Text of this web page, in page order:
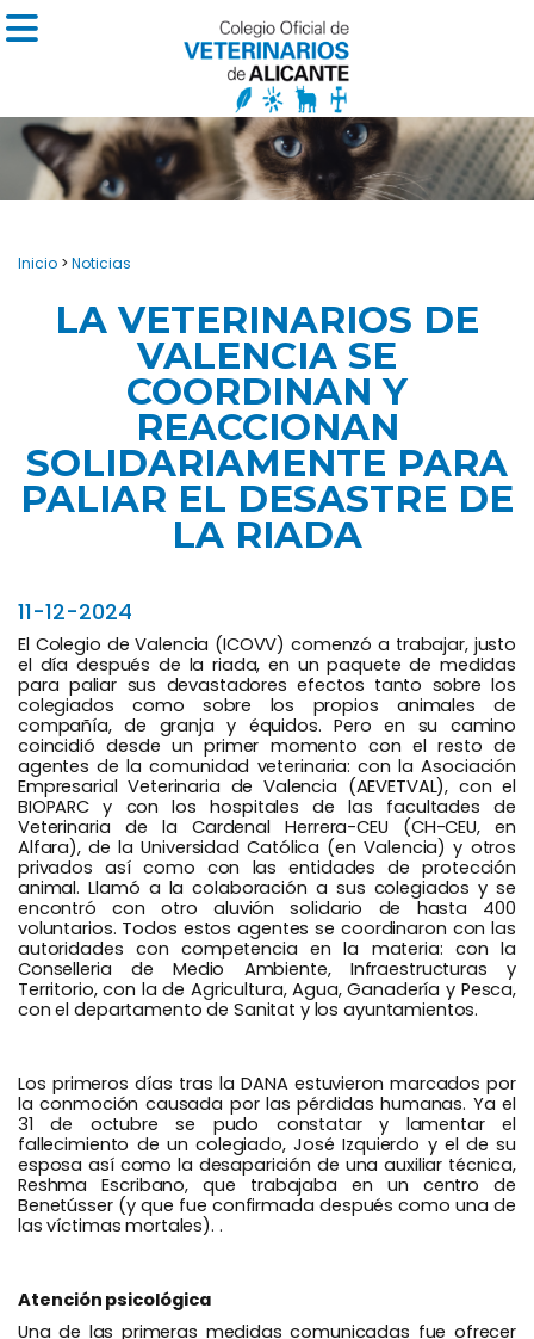
Inicio > Noticias
LA VETERINARIOS DE
VALENCIA SE
COORDINAN Y
REACCIONAN
SOLIDARIAMENTE PARA
PALIAR EL DESASTRE DE
LA RIADA
11-12-2024
El Colegio de Valencia (ICOVV) comenzó a trabajar, justo
el día después de la riada, en un paquete de medidas
para paliar sus devastadores efectos tanto sobre los
colegiados como sobre los propios animales de
compañía, de granja y équidos. Pero en su camino
coincidió desde un primer momento con el resto de
agentes de la comunidad veterinaria: con la Asociación
Empresarial Veterinaria de Valencia (AEVETVAL), con el
BIOPARC y con los hospitales de las facultades de
Veterinaria de la Cardenal Herrera-CEU (CH-CEU, en
Alfara), de la Universidad Católica (en Valencia) y otros
privados así como con las entidades de protección
animal. Llamó a la colaboración a sus colegiados y se
encontró con otro aluvión solidario de hasta 400
voluntarios. Todos estos agentes se coordinaron con las
autoridades con competencia en la materia: con la
Conselleria de Medio Ambiente, Infraestructuras y
Territorio, con la de Agricultura, Agua, Ganadería y Pesca,
con el departamento de Sanitat y los ayuntamientos.
Los primeros días tras la DANA estuvieron marcados por
la conmoción causada por las pérdidas humanas. Ya el
31 de octubre se pudo constatar y lamentar el
fallecimiento de un colegiado, José Izquierdo y el de su
esposa así como la desaparición de una auxiliar técnica,
Reshma Escribano, que trabajaba en un centro de
Benetússer (y que fue confirmada después como una de
las víctimas mortales). .
Atención psicológica
Una de las primeras medidas comunicadas fue ofrecer